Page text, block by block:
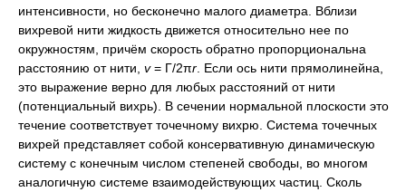
интенсивности, но бесконечно малого диаметра. Вблизи
вихревой нити жидкость движется относительно нее по
окружностям, причём скорость обратно пропорциональна
расстоянию от нити, v= Г/2πr . Если ось нити прямолинейна,
это выражение верно для любых расстояний от нити
(потенциальный вихрь). В сечении нормальной плоскости это
течение соответствует точечному вихрю. Система точечных
вихрей представляет собой консервативную динамическую
систему с конечным числом степеней свободы, во многом
аналогичную системе взаимодействующих частиц. Сколь